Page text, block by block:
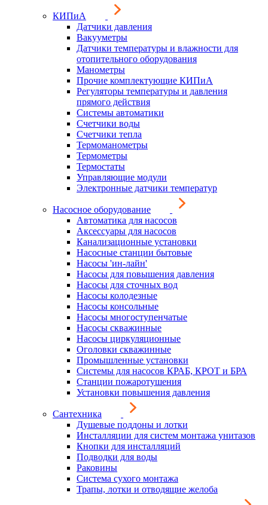
КИПиА
Датчики давления
Вакууметры
Датчики температуры и влажности для
отопительного оборудования
Манометры
Прочие комплектующие КИПиА
Регуляторы температуры и давления
прямого действия
Системы автоматики
Счетчики воды
Счетчики тепла
Термоманометры
Термометры
Термостаты
Управляющие модули
Электронные датчики температур
Насосное оборудование
Автоматика для насосов
Аксессуары для насосов
Канализационные установки
Насосные станции бытовые
Насосы 'ин-лайн'
Насосы для повышения давления
Насосы для сточных вод
Насосы колодезные
Насосы консольные
Насосы многоступенчатые
Насосы скважинные
Насосы циркуляционные
Оголовки скважинные
Промышленные установки
Системы для насосов КРАБ, КРОТ и БРА
Станции пожаротушения
Установки повышения давления
Сантехника
Душевые поддоны и лотки
Инсталляции для систем монтажа унитазов
Кнопки для инсталляций
Подводки для воды
Раковины
Система сухого монтажа
Трапы, лотки и отводящие желоба